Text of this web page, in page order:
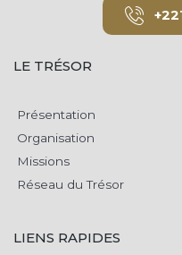
LE TRÉSOR
Présentation
Organisation
Missions
Réseau du Trésor
LIENS RAPIDES